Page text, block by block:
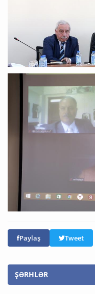
Paylaş Tweet
ŞƏRHLƏR